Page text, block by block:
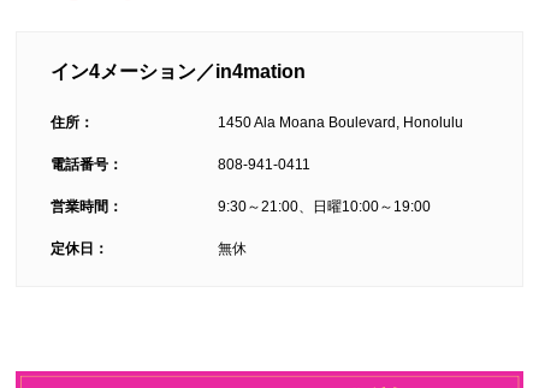
イン4メーション／in4mation
住所： 1450 Ala Moana Boulevard, Honolulu
電話番号： 808-941-0411
営業時間： 9:30～21:00、日曜10:00～19:00
定休日： 無休